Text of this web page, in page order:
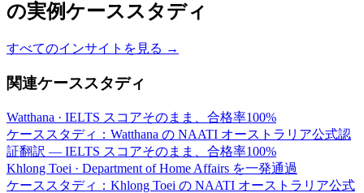
の実例ケーススタディ
すべてのインサイトを見る →
関連ケーススタディ
Watthana · IELTS スコアそのまま、合格率100%
ケーススタディ：Watthana の NAATI オーストラリア公式認
証翻訳 — IELTS スコアそのまま、合格率100%
Khlong Toei · Department of Home Affairs を一発通過
ケーススタディ：Khlong Toei の NAATI オーストラリア公式